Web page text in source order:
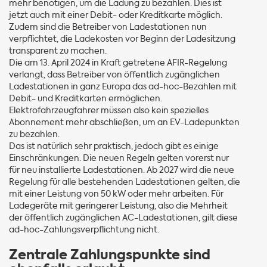
mehr benötigen, um die Ladung zu bezahlen. Dies ist
jetzt auch mit einer Debit- oder Kreditkarte möglich.
Zudem sind die Betreiber von Ladestationen nun
verpflichtet, die Ladekosten vor Beginn der Ladesitzung
transparent zu machen.
Die am 13. April 2024 in Kraft getretene AFIR-Regelung
verlangt, dass Betreiber von öffentlich zugänglichen
Ladestationen in ganz Europa das ad-hoc-Bezahlen mit
Debit- und Kreditkarten ermöglichen.
Elektrofahrzeugfahrer müssen also kein spezielles
Abonnement mehr abschließen, um an EV-Ladepunkten
zu bezahlen.
Das ist natürlich sehr praktisch, jedoch gibt es einige
Einschränkungen. Die neuen Regeln gelten vorerst nur
für neu installierte Ladestationen. Ab 2027 wird die neue
Regelung für alle bestehenden Ladestationen gelten, die
mit einer Leistung von 50 kW oder mehr arbeiten. Für
Ladegeräte mit geringerer Leistung, also die Mehrheit
der öffentlich zugänglichen AC-Ladestationen, gilt diese
ad-hoc-Zahlungsverpflichtung nicht.
Zentrale Zahlungspunkte sind